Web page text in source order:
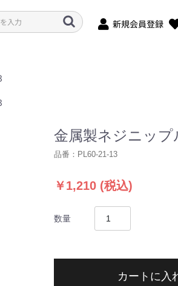
新規会員登録
金属製ネジニッ
品番： PL60-21-13
￥1,210 (税込)
数量
カートに入